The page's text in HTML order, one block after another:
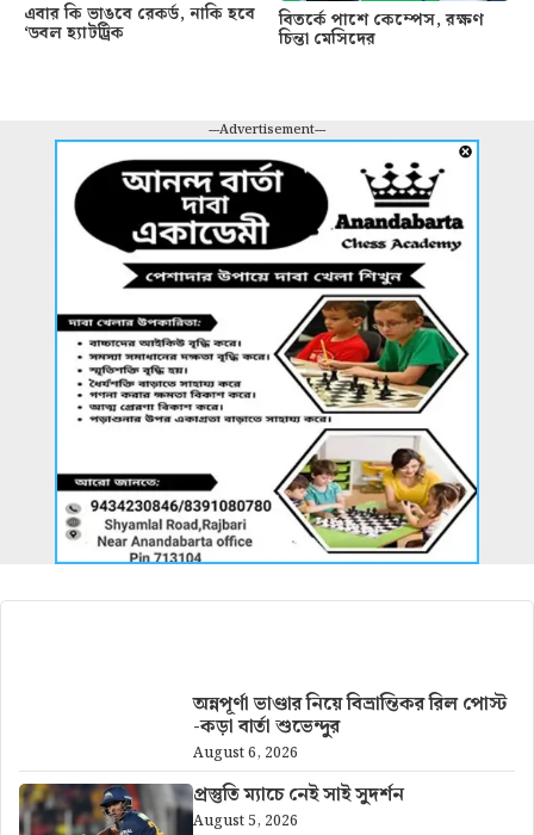
এবার কি ভাঙবে রেকর্ড, নাকি হবে
‘ডবল হ্যাটট্রিক
বিতর্কে পাশে কেম্পেস, রক্ষণ
চিন্তা মেসিদের
---Advertisement---
অন্নপূর্ণা ভাণ্ডার নিয়ে বিভ্রান্তিকর রিল পোস্ট
-কড়া বার্তা শুভেন্দুর
August 6, 2026
প্রস্তুতি ম্যাচে নেই সাই সুদর্শন
August 5, 2026